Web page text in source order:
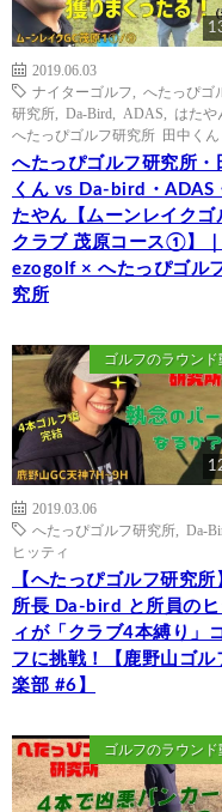
2019.06.03
ナイターゴルフ
へたっぴゴ
研究所
Da-Bird ADAS はたや
へたっぴゴルフ研究所 田中くん
へたっぴゴルフ研究所・
くん vs Da-bird・ADAS
たやん【ムーンレイクゴ
クラブ 茂原コース①】｜
ezogolf × へたっぴゴル
究所
ゴルフのラウンド
2019.03.06
へたっぴゴルフ研究所
Da-
ヒッティ
【へたっぴゴルフ研究所
所長 Da-bird と所員の
ィが「クラブ4本縛り」
フに挑戦！【鹿野山ゴル
楽部 #6】
ゴルフのラウンド